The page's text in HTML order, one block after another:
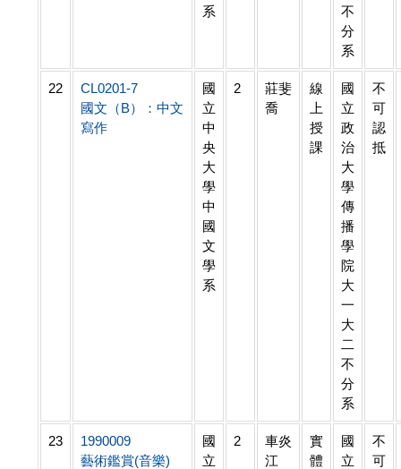
系
不
分
系
22
CL0201-7
國文（B）：中文
寫作
國
立
中
央
大
學
中
國
文
學
系
2
莊斐
喬
線
上
授
課
國
立
政
治
大
學
傳
播
學
院
大
一
大
二
不
分
系
不
可
認
抵
23
1990009
藝術鑑賞(音樂)
國
立
2
車炎
江
實
體
國
立
不
可